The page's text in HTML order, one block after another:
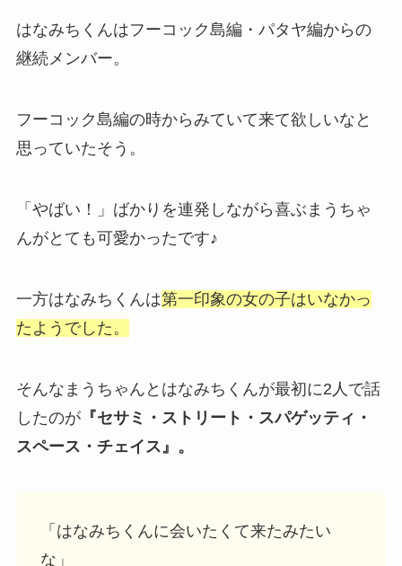
はなみちくんはフーコック島編・パタヤ編からの
継続メンバー。
フーコック島編の時からみていて来て欲しいなと
思っていたそう。
「やばい！」ばかりを連発しながら喜ぶまうちゃ
んがとても可愛かったです♪
一方はなみちくんは第一印象の女の子はいなかっ
たようでした。
そんなまうちゃんとはなみちくんが最初に2人で話
したのが『セサミ・ストリート・スパゲッティ・
スペース・チェイス』。
「はなみちくんに会いたくて来たみたい
な」